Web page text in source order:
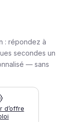
: répondez à
secondes un
— sans
d’offre